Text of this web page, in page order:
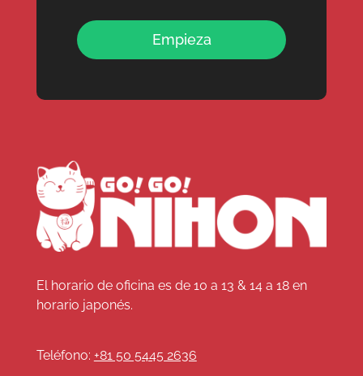
Empieza
El horario de oficina es de 10 a 13 & 14 a 18 en
horario japonés.
Teléfono: +81 50 5445 2636